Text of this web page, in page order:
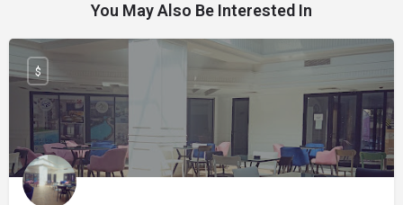
You May Also Be Interested In
$